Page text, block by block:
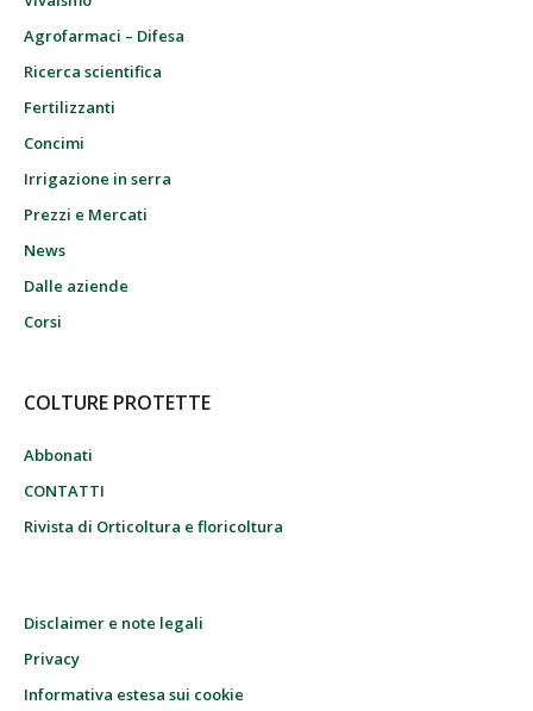
Agrofarmaci – Difesa
Ricerca scientifica
Fertilizzanti
Concimi
Irrigazione in serra
Prezzi e Mercati
News
Dalle aziende
Corsi
COLTURE PROTETTE
Abbonati
CONTATTI
Rivista di Orticoltura e floricoltura
Disclaimer e note legali
Privacy
Informativa estesa sui cookie